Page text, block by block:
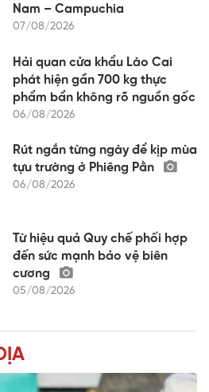
Nam – Campuchia
07/08/2026
Hải quan cửa khẩu Lào Cai
phát hiện gần 700 kg thực
phẩm bẩn không rõ nguồn gốc
06/08/2026
Rút ngắn từng ngày để kịp mùa
tựu trường ở Phiêng Pằn
06/08/2026
Từ hiệu quả Quy chế phối hợp
đến sức mạnh bảo vệ biên
cương
05/08/2026